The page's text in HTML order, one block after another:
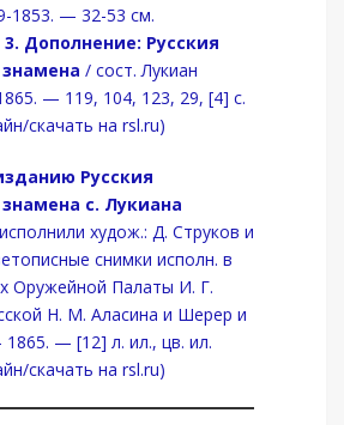
1853. — 32-53 см.
Дополнение: Русския
/ сост. Лукиан
— 119, 104, 123, 29, [4] с.
скачать на rsl.ru)
Русския
с. Лукиана
худож.: Д. Струков и
снимки исполн. в
Оружейной Палаты И. Г.
Н. М. Аласина и Шерер и
— [12] л. ил., цв. ил.
скачать на rsl.ru)